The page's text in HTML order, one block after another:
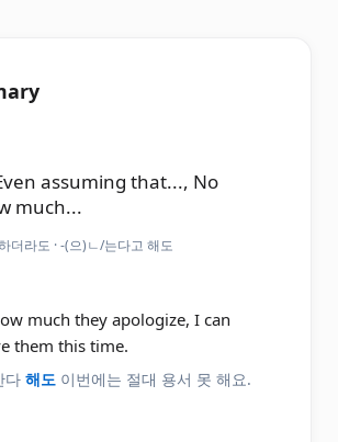
assuming that..., No
much...
더라도 · -(으)ㄴ/는다고 해도
much they apologize, I can
them this time.
다 해도 이번에는 절대 용서 못 해요.